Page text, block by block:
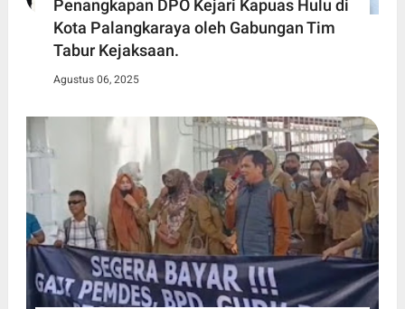
Penangkapan DPO Kejari Kapuas Hulu di
Kota Palangkaraya oleh Gabungan Tim
Tabur Kejaksaan.
Agustus 06, 2025